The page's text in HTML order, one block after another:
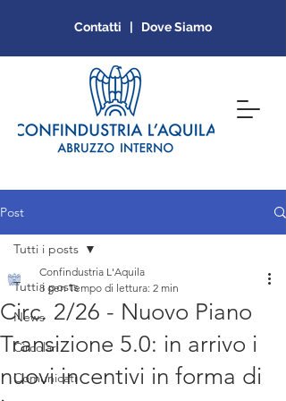
Contatti | Dove Siamo
Post
Tutti i posts
News
Circolari
Comunicati
Tutti i posts
Circ. 2/26 - Nuovo Piano
Transizione 5.0: in arrivo i
nuovi incentivi in forma di
Confindustria L'Aquila
8 gen Tempo di lettura: 2 min